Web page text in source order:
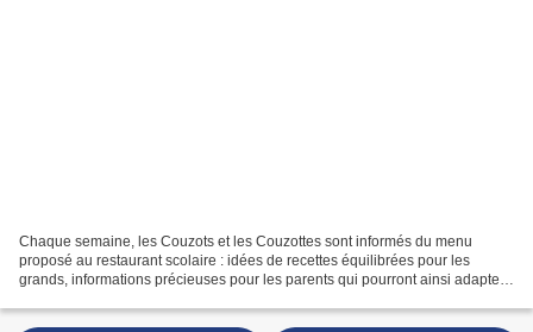
Chaque semaine, les Couzots et les Couzottes sont informés du menu
proposé au restaurant scolaire : idées de recettes équilibrées pour les
grands, informations précieuses pour les parents qui pourront ainsi adapter